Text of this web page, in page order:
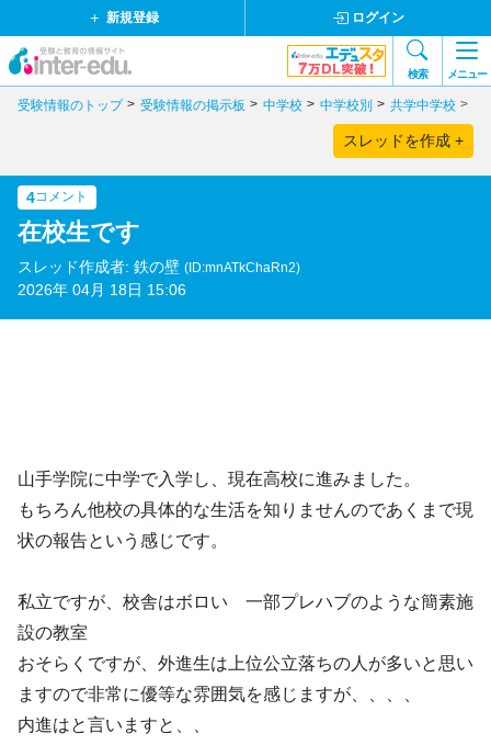
新規登録 ログイン
検索 メニュー
受験情報のトップ 受験情報の掲示板 中学校 中学校別 共学中学校
スレッドを作成 +
4コメント
在校生です
スレッド作成者: 鉄の壁 (ID:mnATkChaRn2)
2026年 04月 18日 15:06
山手学院に中学で入学し、現在高校に進みました。
もちろん他校の具体的な生活を知りませんのであくまで現
状の報告という感じです。
私立ですが、校舎はボロい 一部プレハブのような簡素施
設の教室
おそらくですが、外進生は上位公立落ちの人が多いと思い
ますので非常に優等な雰囲気を感じますが、、、、
内進はと言いますと、、